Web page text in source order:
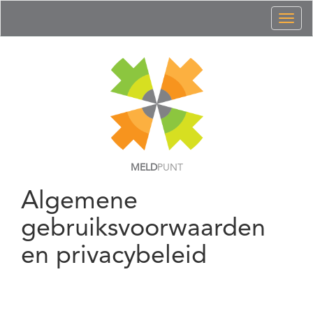
MELDPUNT
Algemene
gebruiksvoorwaarden
en privacybeleid